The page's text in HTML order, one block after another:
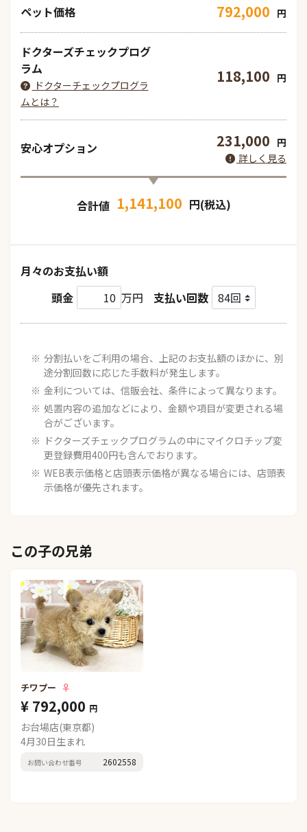
ペット価格 792,000 円
ドクターズチェックプログ
ラム
ドクターチェックプログラ
ムとは？
118,100 円
安心オプション 231,000 円
詳しく見る
合計値 1,141,100 円(税込)
月々のお支払い額
頭金
万円 支払い回数
分割払いをご利用の場合、上記のお支払額のほかに、別
途分割回数に応じた手数料が発生します。
金利については、信販会社、条件によって異なります。
処置内容の追加などにより、金額や項目が変更される場
合がございます。
ドクターズチェックプログラムの中にマイクロチップ変
更登録費用400円も含んでおります。
WEB表示価格と店頭表示価格が異なる場合には、店頭表
示価格が優先されます。
この子の兄弟
チワプー ♀
¥ 792,000 円
お台場店(東京都)
4月30日生まれ
お問い合わせ番号 2602558